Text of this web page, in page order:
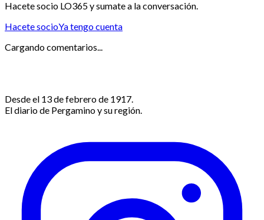
Hacete socio LO365 y sumate a la conversación.
Hacete socioYa tengo cuenta
Cargando comentarios...
Desde el 13 de febrero de 1917.
El diario de Pergamino y su región.